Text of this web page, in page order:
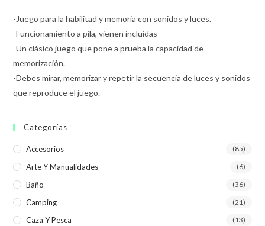
-Juego para la habilitad y memoria con sonidos y luces.
-Funcionamiento a pila, vienen incluidas
-Un clásico juego que pone a prueba la capacidad de
memorización.
-Debes mirar, memorizar y repetir la secuencia de luces y sonidos
que reproduce el juego.
Categorías
Accesorios (85)
Arte Y Manualidades (6)
Baño (36)
Camping (21)
Caza Y Pesca (13)